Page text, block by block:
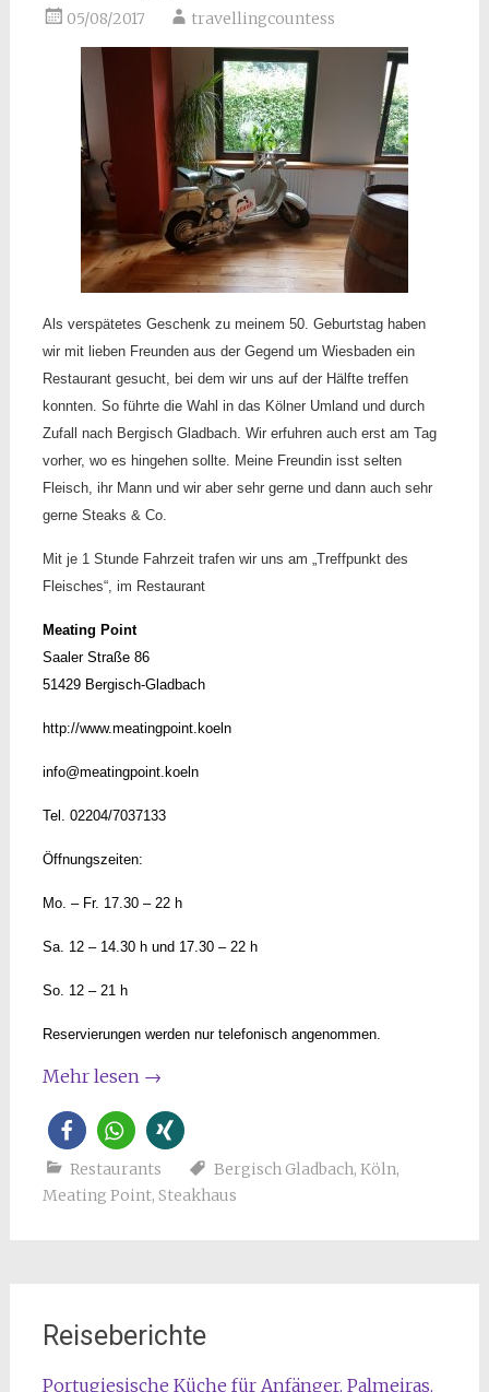
05/08/2017 travellingcountess
Als verspätetes Geschenk zu meinem 50. Geburtstag haben
wir mit lieben Freunden aus der Gegend um Wiesbaden ein
Restaurant gesucht, bei dem wir uns auf der Hälfte treffen
konnten. So führte die Wahl in das Kölner Umland und durch
Zufall nach Bergisch Gladbach. Wir erfuhren auch erst am Tag
vorher, wo es hingehen sollte. Meine Freundin isst selten
Fleisch, ihr Mann und wir aber sehr gerne und dann auch sehr
gerne Steaks & Co.
Mit je 1 Stunde Fahrzeit trafen wir uns am „Treffpunkt des
Fleisches“, im Restaurant
Meating Point
Saaler Straße 86
51429 Bergisch-Gladbach
http://www.meatingpoint.koeln
info@meatingpoint.koeln
Tel. 02204/7037133
Öffnungszeiten:
Mo. – Fr. 17.30 – 22 h
Sa. 12 – 14.30 h und 17.30 – 22 h
So. 12 – 21 h
Reservierungen werden nur telefonisch angenommen.
Mehr lesen →
Restaurants Bergisch Gladbach, Köln,
Meating Point, Steakhaus
Reiseberichte
Portugiesische Küche für Anfänger. Palmeiras.